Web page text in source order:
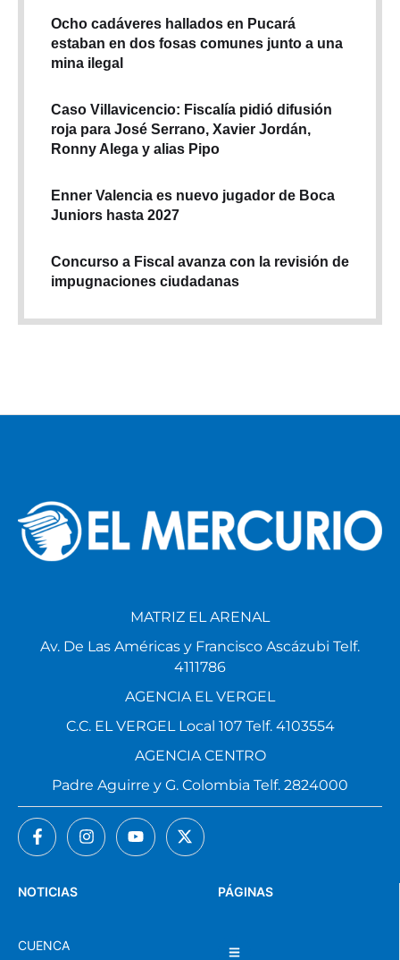
Ocho cadáveres hallados en Pucará
estaban en dos fosas comunes junto a una
mina ilegal
Caso Villavicencio: Fiscalía pidió difusión
roja para José Serrano, Xavier Jordán,
Ronny Alega y alias Pipo
Enner Valencia es nuevo jugador de Boca
Juniors hasta 2027
Concurso a Fiscal avanza con la revisión de
impugnaciones ciudadanas
PÁGINAS
NOTICIAS
CUENCA
MATRIZ EL ARENAL
Av. De Las Américas y Francisco Ascázubi Telf.
4111786
AGENCIA EL VERGEL
C.C. EL VERGEL Local 107 Telf. 4103554
AGENCIA CENTRO
Padre Aguirre y G. Colombia Telf. 2824000